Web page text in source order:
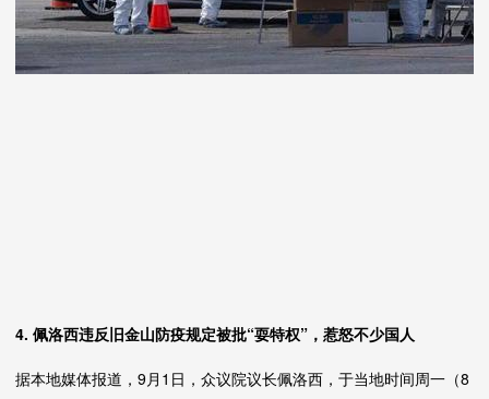
4. 佩洛西违反旧金山防疫规定被批“耍特权”，惹怒不少国人
据本地媒体报道，9月1日，众议院议长佩洛西，于当地时间周一（8